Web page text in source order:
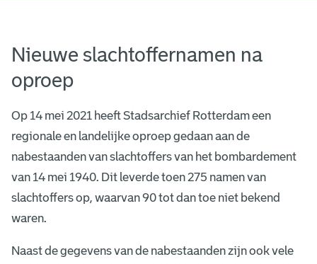
o
e
b
o
Nieuwe slachtoffernamen na
oproep
Op 14 mei 2021 heeft Stadsarchief Rotterdam een
regionale en landelijke oproep gedaan aan de
nabestaanden van slachtoffers van het bombardement
van 14 mei 1940. Dit leverde toen 275 namen van
slachtoffers op, waarvan 90 tot dan toe niet bekend
waren.
Naast de gegevens van de nabestaanden zijn ook vele